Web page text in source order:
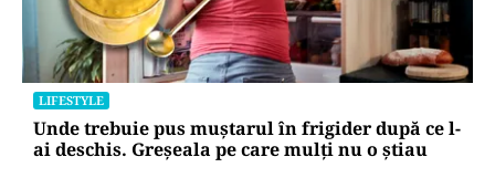
LIFESTYLE
Unde trebuie pus muștarul în frigider după ce l-
ai deschis. Greșeala pe care mulți nu o știau